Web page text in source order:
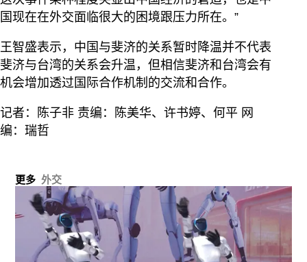
国现在在外交面临很大的困境跟压力所在。”
王智盛表示，中国与斐济的关系暂时降温并不代表
斐济与台湾的关系会升温，但相信斐济和台湾会有
机会增加透过国际合作机制的交流和合作。
记者：陈子非 责编：陈美华、许书婷、何平 网
编：瑞哲
更多 外交